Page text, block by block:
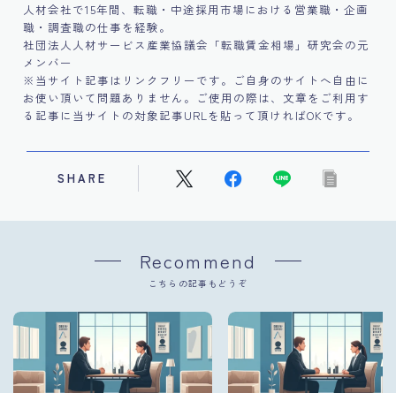
人材会社で15年間、転職・中途採用市場における営業職・企画
職・調査職の仕事を経験。
社団法人人材サービス産業協議会「転職賃金相場」研究会の元
メンバー
※当サイト記事はリンクフリーです。ご自身のサイトへ自由に
お使い頂いて問題ありません。ご使用の際は、文章をご利用す
る記事に当サイトの対象記事URLを貼って頂ければOKです。
SHARE
Recommend
こちらの記事もどうぞ